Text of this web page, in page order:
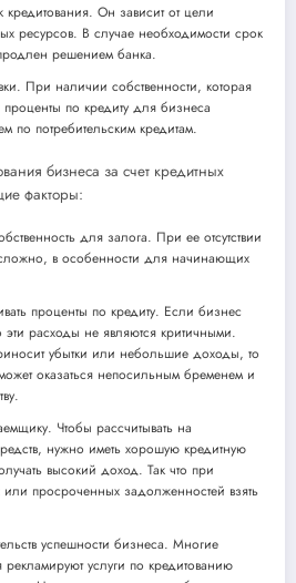
Он зависит от цели
ресурсов. В случае необходимости срок
решением банка.
При наличии собственности, которая
по кредиту для бизнеса
по потребительским кредитам.
бизнеса за счет кредитных
факторы:
для залога. При ее отсутствии
сложно, в особенности для начинающих
проценты по кредиту. Если бизнес
эти расходы не являются критичными.
убытки или небольшие доходы, то
оказаться непосильным бременем и
Чтобы рассчитывать на
нужно иметь хорошую кредитную
высокий доход. Так что при
просроченных задолженностей взять
успешности бизнеса. Многие
услуги по кредитованию